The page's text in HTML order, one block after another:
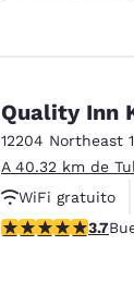
Quality Inn
12204 Northeast
A 40.32 km de
WiFi gratuito
Se aceptan
calificación de
3.7